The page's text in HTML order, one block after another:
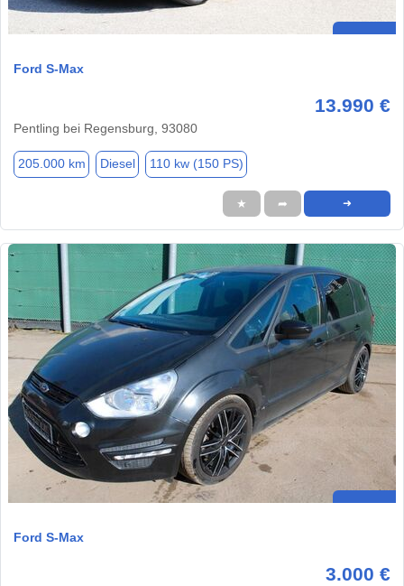
Ford S-Max
13.990 €
Pentling bei Regensburg, 93080
205.000 km Diesel 110 kw (150 PS)
★ ➦ ➜
Ford S-Max
3.000 €